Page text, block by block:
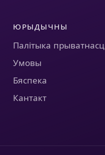
ЮРЫДЫЧНЫ
Палітыка
Умовы
Бяспека
Кантакт